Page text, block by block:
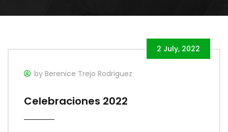
2 July, 2022
by Berenice Trejo Rodriguez
Celebraciones 2022